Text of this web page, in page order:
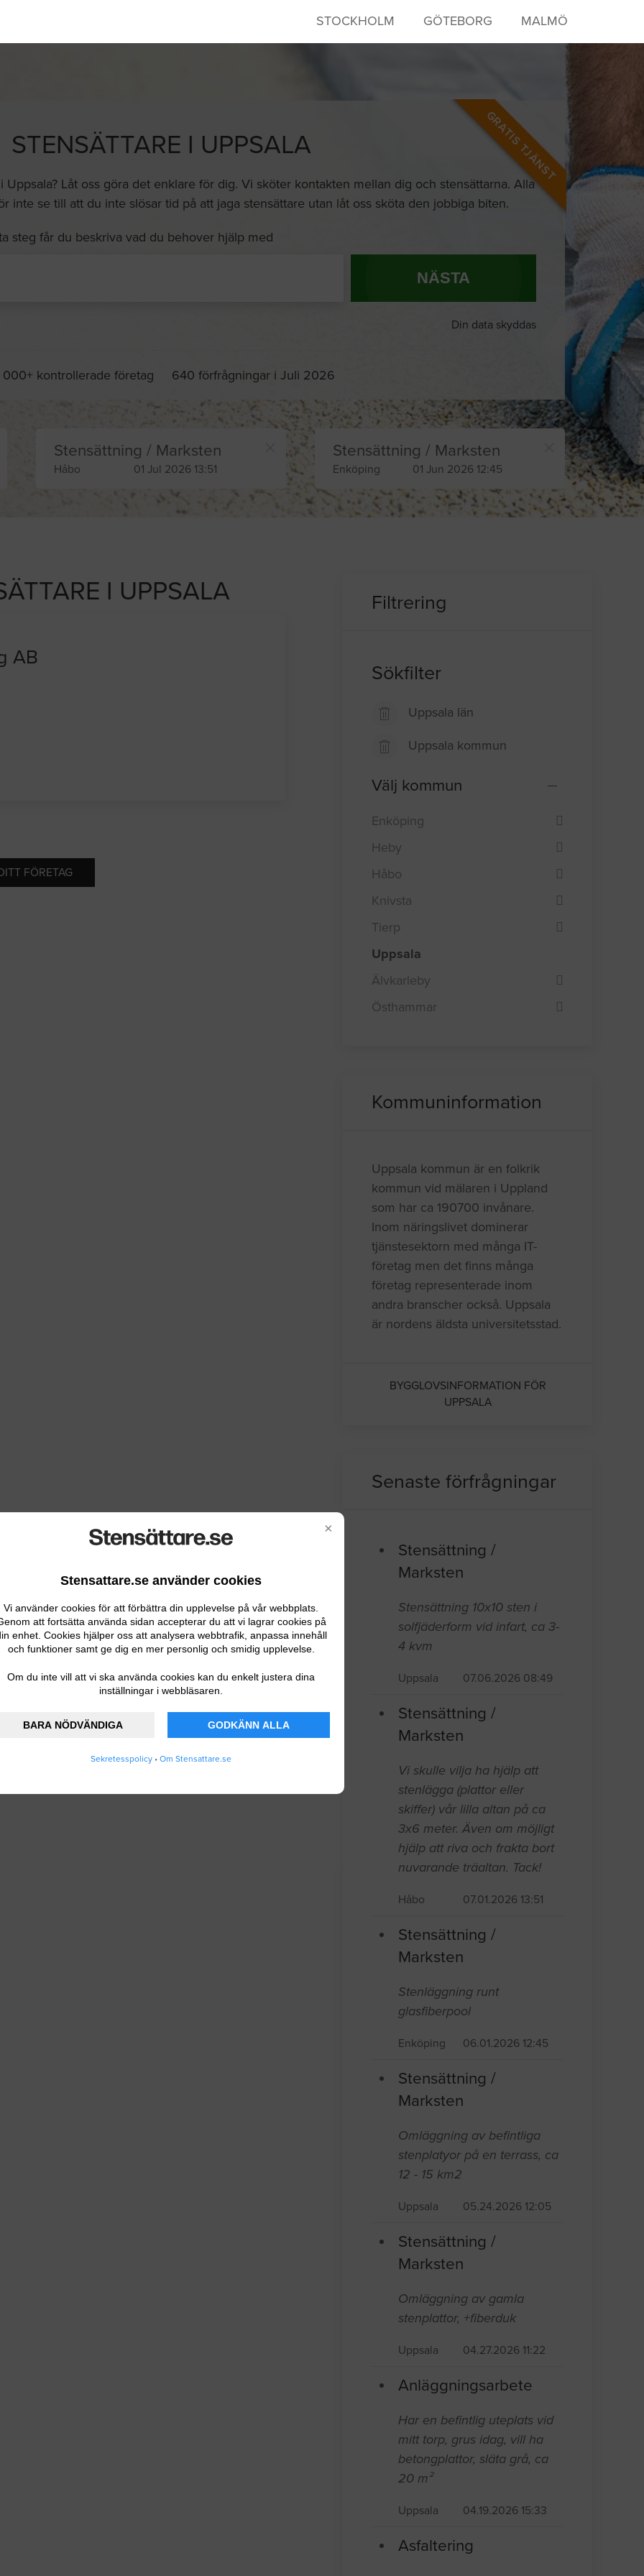
×
Stensattare.se använder cookies
Vi använder cookies för att förbättra din upplevelse på vår webbplats.
att fortsätta använda sidan accepterar du att vi lagrar cookies på
enhet. Cookies hjälper oss att analysera webbtrafik, anpassa innehåll
och funktioner samt ge dig en mer personlig och smidig upplevelse.
Om du inte vill att vi ska använda cookies kan du enkelt justera dina
inställningar i webbläsaren.
BARA NÖDVÄNDIGA GODKÄNN ALLA
Sekretesspolicy • Om Stensattare.se
STOCKHOLM GÖTEBORG MALMÖ
GRATIS TJÄNST
STENSÄTTARE I UPPSALA
Låt oss göra det enklare för dig. Vi sköter kontakten mellan dig och stensättarna. Alla
inte se till att du inte slösar tid på att jaga stensättare utan låt oss sköta den jobbiga biten.
steg får du beskriva vad du behover hjälp med
NÄSTA
Din data skyddas
000+ kontrollerade företag 640 förfrågningar i Juli 2026
Stensättning / Marksten
Håbo 01 Jul 2026 13:51
Stensättning / Marksten
Enköping 01 Jun 2026 12:45
I UPPSALA
AB
FÖRETAG
Filtrering
Sökfilter
Uppsala län
Uppsala kommun
Välj kommun
Enköping
Heby
Håbo
Knivsta
Tierp
Uppsala
Älvkarleby
Östhammar
Kommuninformation
Uppsala kommun är en folkrik
kommun vid mälaren i Uppland
som har ca 190700 invånare.
Inom näringslivet dominerar
tjänstesektorn med många IT-
företag men det finns många
företag representerade inom
andra branscher också. Uppsala
är nordens äldsta universitetsstad.
BYGGLOVSINFORMATION FÖR
UPPSALA
Senaste förfrågningar
Stensättning /
Marksten
Stensättning 10x10 sten i
solfjäderform vid infart, ca 3-
4 kvm
Uppsala 07.06.2026 08:49
Stensättning /
Marksten
Vi skulle vilja ha hjälp att
stenlägga (plattor eller
skiffer) vår lilla altan på ca
3x6 meter. Även om möjligt
hjälp att riva och frakta bort
nuvarande träaltan. Tack!
Håbo 07.01.2026 13:51
Stensättning /
Marksten
Stenläggning runt
glasfiberpool
Enköping 06.01.2026 12:45
Stensättning /
Marksten
Omläggning av befintliga
stenplatyor på en terrass, ca
12 - 15 km2
Uppsala 05.24.2026 12:05
Stensättning /
Marksten
Omläggning av gamla
stenplattor, +fiberduk
Uppsala 04.27.2026 11:22
Anläggningsarbete
Har en befintlig uteplats vid
mitt torp, grus idag, vill ha
betongplattor, släta grå, ca
20 m²
Uppsala 04.19.2026 15:33
Asfaltering